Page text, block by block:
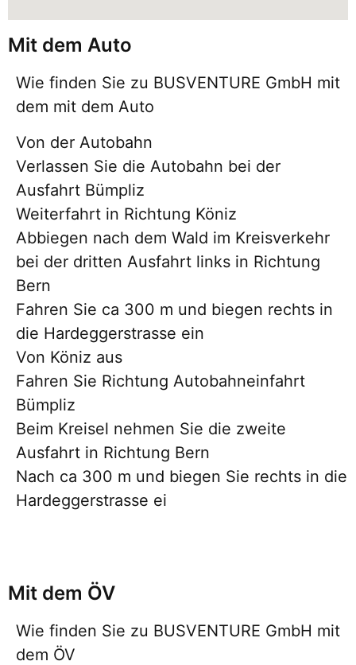
Mit dem Auto
Wie finden Sie zu BUSVENTURE GmbH mit
dem mit dem Auto
Von der Autobahn
Verlassen Sie die Autobahn bei der
Ausfahrt Bümpliz
Weiterfahrt in Richtung Köniz
Abbiegen nach dem Wald im Kreisverkehr
bei der dritten Ausfahrt links in Richtung
Bern
Fahren Sie ca 300 m und biegen rechts in
die Hardeggerstrasse ein
Von Köniz aus
Fahren Sie Richtung Autobahneinfahrt
Bümpliz
Beim Kreisel nehmen Sie die zweite
Ausfahrt in Richtung Bern
Nach ca 300 m und biegen Sie rechts in die
Hardeggerstrasse ei
Mit dem ÖV
Wie finden Sie zu BUSVENTURE GmbH mit
dem ÖV